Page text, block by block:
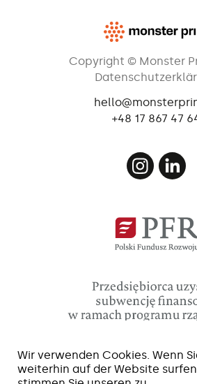
Copyright © Monster
+48 17 867 47
Wir verwenden Cookies. Wenn
weiterhin auf der Website